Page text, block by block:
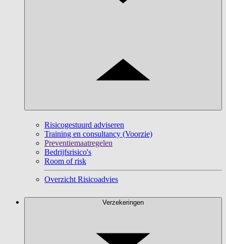
Risicogestuurd adviseren
Training en consultancy (Voorzie)
Preventiemaatregelen
Bedrijfsrisico's
Room of risk
Overzicht Risicoadvies
Verzekeringen